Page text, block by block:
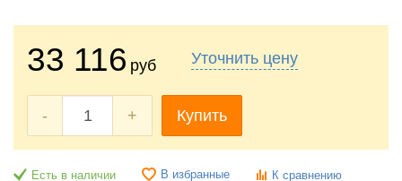
33 116 руб
- + Купить
Уточнить цену
Есть в наличии В избранные К сравнению